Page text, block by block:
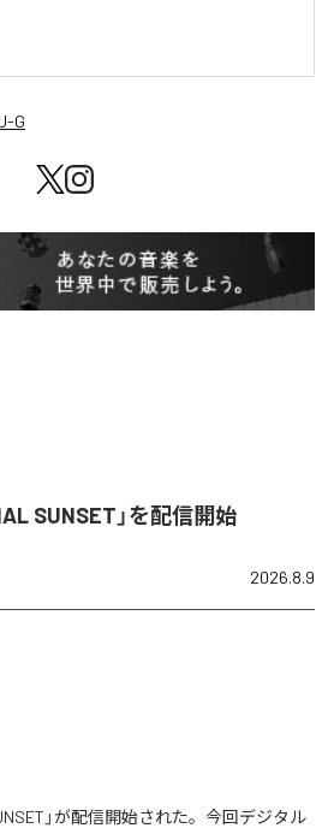
G
SUNSET」を配信開始
2026.8.9
」が配信開始された。今回デジタル